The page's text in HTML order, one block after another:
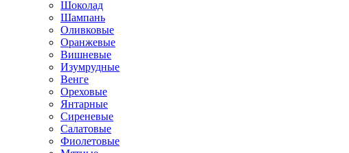
Шоколад
Шампань
Оливковые
Оранжевые
Вишневые
Изумрудные
Венге
Ореховые
Янтарные
Сиреневые
Салатовые
Фиолетовые